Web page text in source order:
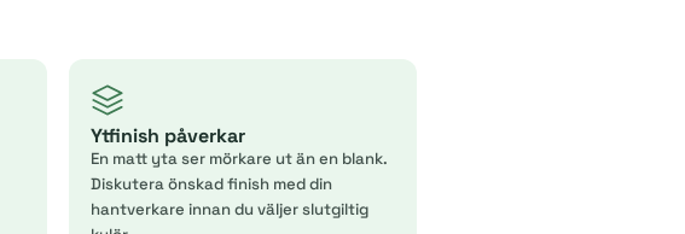
Ytfinish påverkar
En matt yta ser mörkare ut än en blank.
Diskutera önskad finish med din
hantverkare innan du väljer slutgiltig